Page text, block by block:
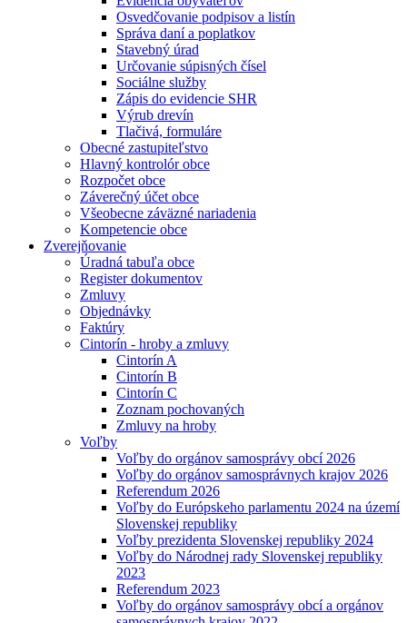
Osvedčovanie podpisov a listín
Správa daní a poplatkov
Stavebný úrad
Určovanie súpisných čísel
Sociálne služby
Zápis do evidencie SHR
Výrub drevín
Tlačivá, formuláre
Obecné zastupiteľstvo
Hlavný kontrolór obce
Rozpočet obce
Záverečný účet obce
Všeobecne záväzné nariadenia
Kompetencie obce
Zverejňovanie
Úradná tabuľa obce
Register dokumentov
Zmluvy
Objednávky
Faktúry
Cintorín - hroby a zmluvy
Cintorín A
Cintorín B
Cintorín C
Zoznam pochovaných
Zmluvy na hroby
Voľby
Voľby do orgánov samosprávy obcí 2026
Voľby do orgánov samosprávnych krajov 2026
Referendum 2026
Voľby do Európskeho parlamentu 2024 na území
Slovenskej republiky
Voľby prezidenta Slovenskej republiky 2024
Voľby do Národnej rady Slovenskej republiky
2023
Referendum 2023
Voľby do orgánov samosprávy obcí a orgánov